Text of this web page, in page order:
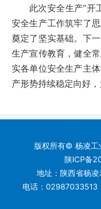
此次安全生产“开
安全生产工作筑牢了
奠定了坚实基础。下
生产宣传教育，健全
实各单位安全生产主
产形势持续稳定向好
版权所有© 杨凌工
陕ICP备
地址：陕西省杨
电话：02987033513